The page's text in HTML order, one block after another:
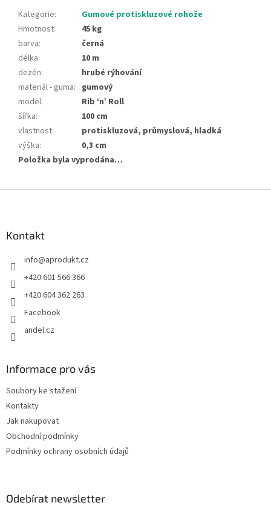
Kategorie:
Gumové protiskluzové rohože
Hmotnost:
45 kg
barva:
černá
délka:
10 m
dezén:
hrubé rýhování
materiál - guma: gumový
model:
Rib ‘n’ Roll
šířka:
100 cm
vlastnost:
protiskluzová, průmyslová, hladká
výška:
0,3 cm
Položka byla vyprodána…
Kontakt
info@aprodukt.cz
+420 601 566 366
+420 604 362 263
Facebook
andel.cz
Informace pro vás
Soubory ke stažení
Kontakty
Jak nakupovat
Obchodní podmínky
Podmínky ochrany osobních údajů
Odebírat newsletter